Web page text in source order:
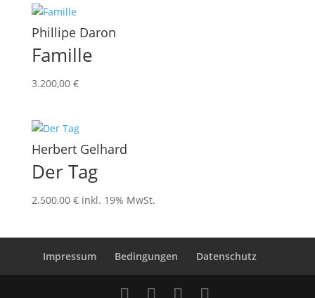
Phillipe Daron
Famille
3.200,00 €
Herbert Gelhard
Der Tag
2.500,00 € inkl. 19% MwSt.
Impressum Bedingungen Datenschutz